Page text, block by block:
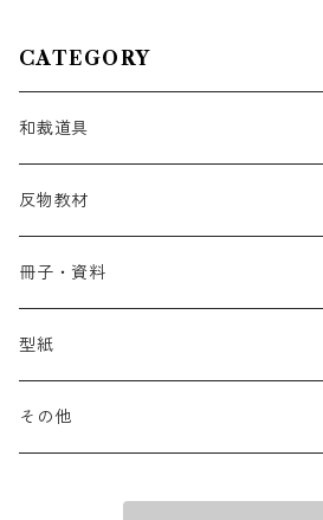
CATEGORY
和裁道具
反物教材
冊子・資料
型紙
その他